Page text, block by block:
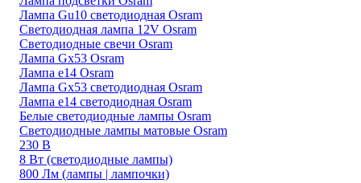
Лампа Gu10 светодиодная Osram
Светодиодная лампа 12V Osram
Светодиодные свечи Osram
Лампа Gx53 Osram
Лампа е14 Osram
Лампа Gx53 светодиодная Osram
Лампа е14 светодиодная Osram
Белые светодиодные лампы Osram
Светодиодные лампы матовые Osram
230 В
8 Вт (светодиодные лампы)
800 Лм (лампы | лампочки)